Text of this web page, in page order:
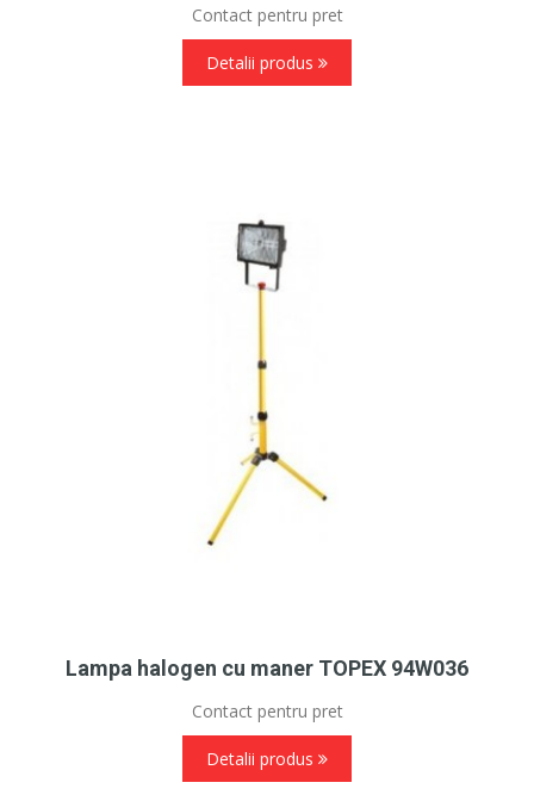
Contact pentru pret
Detalii produs
Lampa halogen cu maner TOPEX 94W036
Contact pentru pret
Detalii produs